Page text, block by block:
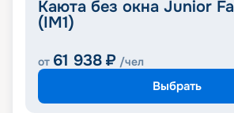
Каюта без окна Junior
(IM1)
от 61 938 ₽ /чел
Выбрать